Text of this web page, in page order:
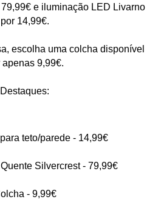
e iluminação LED Livarno
por 14,99€.
escolha uma colcha disponível
apenas 9,99€.
Destaques:
teto/parede - 14,99€
Silvercrest - 79,99€
- 9,99€